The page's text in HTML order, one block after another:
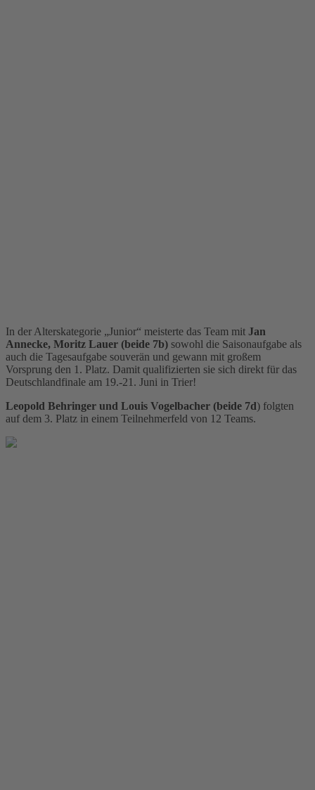
In der Alterskategorie „Junior“ meisterte das Team mit Jan
Annecke, Moritz Lauer (beide 7b) sowohl die Saisonaufgabe als
auch die Tagesaufgabe souverän und gewann mit großem
Vorsprung den 1. Platz. Damit qualifizierten sie sich direkt für das
Deutschlandfinale am 19.-21. Juni in Trier!
Leopold Behringer und Louis Vogelbacher (beide 7d) folgten
auf dem 3. Platz in einem Teilnehmerfeld von 12 Teams.